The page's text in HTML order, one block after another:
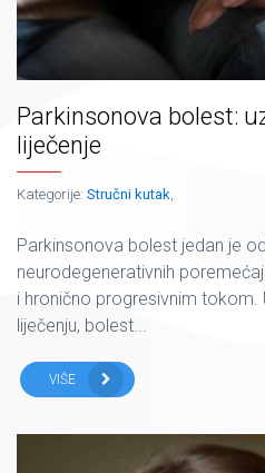
Parkinsonova bolest:
liječenje
Kategorije: Stručni kutak,
Parkinsonova bolest jedan je
neurodegenerativnih
i hronično progresivnim tokom.
liječenju, bolest...
VIŠE